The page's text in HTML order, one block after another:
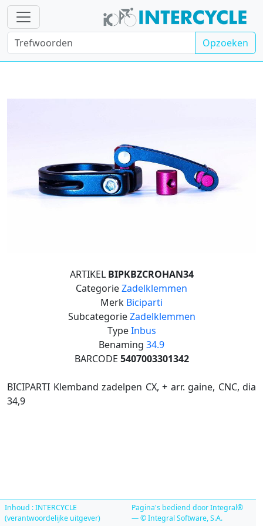
Opzoeken
ARTIKEL BIPKBZCROHAN34
CategorieZadelklemmen
Merk Biciparti
SubcategorieZadelklemmen
TypeInbus
Benaming 34.9
BARCODE 5407003301342
BICIPARTI Klemband zadelpen CX, + arr. gaine, CNC, dia
34,9
Inhoud : INTERCYCLE
(verantwoordelijke uitgever)
Pagina's bediend door Integral®
— © Integral Software, S.A.